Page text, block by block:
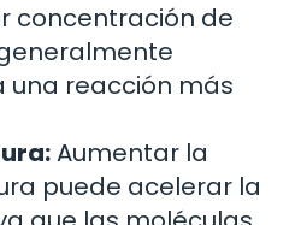
concentración de
una reacción más
Aumentar la
puede acelerar la